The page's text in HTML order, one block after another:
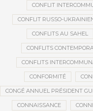
CONFLIT
CONFLIT RUSSO-
CONFLITS AU SAHEL
CONFLITS
CONFLITS
CONFORMITÉ
CONGÉ ANNUEL PRÉSIDENT
CONNAISSANCE